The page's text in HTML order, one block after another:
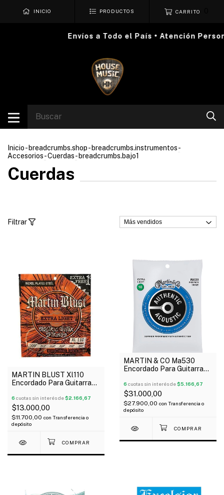
INICIO PRODUCTOS CARRITO
Envíos a Todo el País • Atención
Inicio- breadcrumbs.shop- breadcrumbs.instrumentos-
Accesorios-Cuerdas- breadcrumbs.bajo1
Cuerdas
Filtrar
MARTIN BLUST Xl110
Encordado Para Guitarra
Light
6 cuotas sin interés de$2.166,67
$13.000,00
$11.700,00 con Transferencia o
depósito
MARTIN & CO Ma530
Encordado Para Guitarra
Phosphor Bronce 10-047
6 cuotas sin interés de$5.166,67
$31.000,00
$27.900,00 con Transferencia o
depósito